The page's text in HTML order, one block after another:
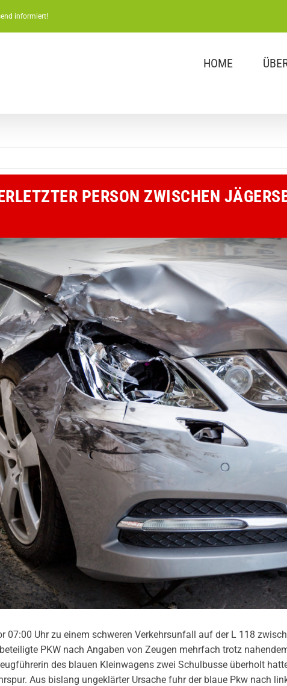
informiert!
HOME
PERSON ZWISCHEN
Uhr zu einem schweren Verkehrsunfall auf der L 118
PKW nach Angaben von Zeugen mehrfach trotz
des blauen Kleinwagens zwei Schulbusse überholt
Aus bislang ungeklärter Ursache fuhr der blaue Pkw nach